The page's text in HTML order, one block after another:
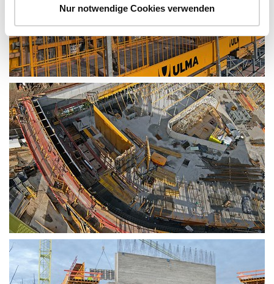
Nur notwendige Cookies verwenden